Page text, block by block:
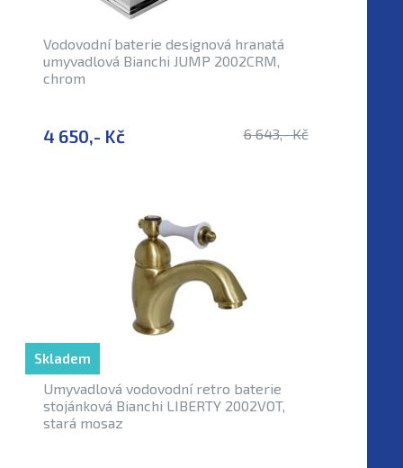
Vodovodní baterie designová hranatá
umyvadlová Bianchi JUMP 2002CRM,
chrom
4 650,- Kč 6 643,- Kč
Umyvadlová vodovodní retro baterie
stojánková Bianchi LIBERTY 2002VOT,
stará mosaz
Skladem